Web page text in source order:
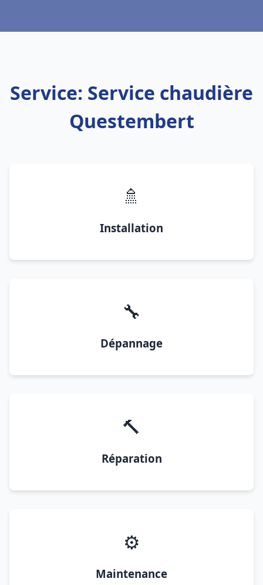
Service: Service chaudière
Questembert
🚿
Installation
🔧
Dépannage
🔨
Réparation
⚙️
Maintenance